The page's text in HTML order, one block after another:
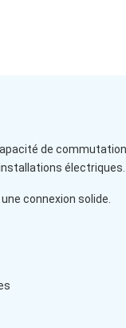
de
électriques.
connexion solide.